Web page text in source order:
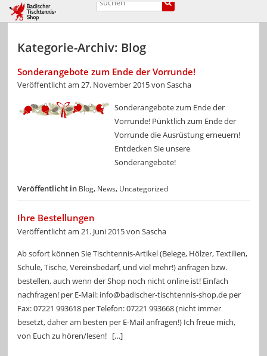
Kategorie-Archiv: Blog
Sonderangebote zum Ende der Vorrunde!
Veröffentlicht am27. November 2015vonSascha
Sonderangebote zum Ende der
Vorrunde! Pünktlich zum Ende der
Vorrunde die Ausrüstung erneuern!
Entdecken Sie unsere
Sonderangebote!
Veröffentlicht in Blog, News, Uncategorized
Ihre Bestellungen
Veröffentlicht am21. Juni 2015vonSascha
Ab sofort können Sie Tischtennis-Artikel (Belege, Hölzer, Textilien,
Schule, Tische, Vereinsbedarf, und viel mehr!) anfragen bzw.
bestellen, auch wenn der Shop noch nicht online ist! Einfach
nachfragen! per E-Mail: info@badischer-tischtennis-shop.de per
Fax: 07221 993618 per Telefon: 07221 993668 (nicht immer
besetzt, daher am besten per E-Mail anfragen!) Ich freue mich,
von Euch zu hören/lesen! […]